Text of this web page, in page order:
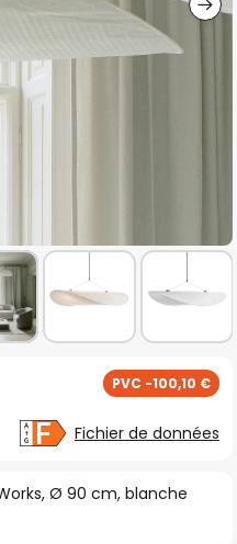
Ø 90 cm, blanche
PVC -100,10 €
Fichier de données